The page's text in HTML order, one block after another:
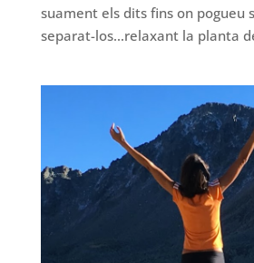
suament els dits fins on pogueu
separat-los…relaxant la planta